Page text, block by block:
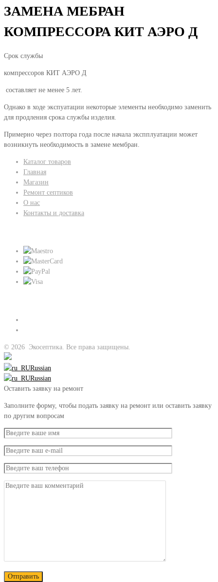
КИТ
АЭРО
Д3,4
ЗАМЕНА МЕБРАН
КОМПРЕССОРА КИТ АЭРО Д
Срок службы
компрессоров КИТ АЭРО Д
составляет не менее 5 лет.
Однако в ходе экспуатации некоторые элементы необходимо заменить
для продления срока службы изделия.
Примерно через полтора года после начала экспплуатации может
возникнуть необходимость в замене мембран.
Каталог товаров
Главная
Магазин
Ремонт септиков
О нас
Контакты и доставка
© 2026 Экосептика. Все права защищены.
Russian
Russian
Оставить заявку на ремонт
Заполните форму, чтобы подать заявку на ремонт или оставить заявку
по другим вопросам